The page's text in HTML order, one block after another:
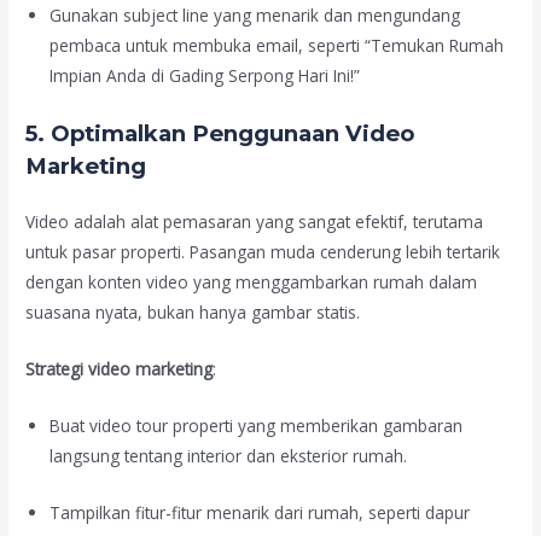
Gunakan subject line yang menarik dan mengundang
pembaca untuk membuka email, seperti “Temukan Rumah
Impian Anda di Gading Serpong Hari Ini!”
5. Optimalkan Penggunaan Video
Marketing
Video adalah alat pemasaran yang sangat efektif, terutama
untuk pasar properti. Pasangan muda cenderung lebih tertarik
dengan konten video yang menggambarkan rumah dalam
suasana nyata, bukan hanya gambar statis.
Strategi video marketing:
Buat video tour properti yang memberikan gambaran
langsung tentang interior dan eksterior rumah.
Tampilkan fitur-fitur menarik dari rumah, seperti dapur